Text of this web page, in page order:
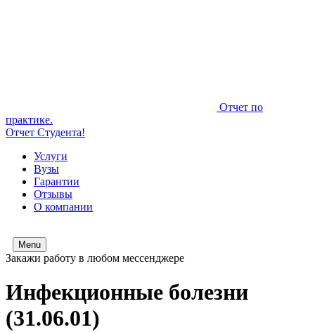
Отчет по
практике.
Отчет Студента!
Услуги
Вузы
Гарантии
Отзывы
О компании
Menu
Закажи работу в любом мессенджере
Инфекционные болезни
(31.06.01)